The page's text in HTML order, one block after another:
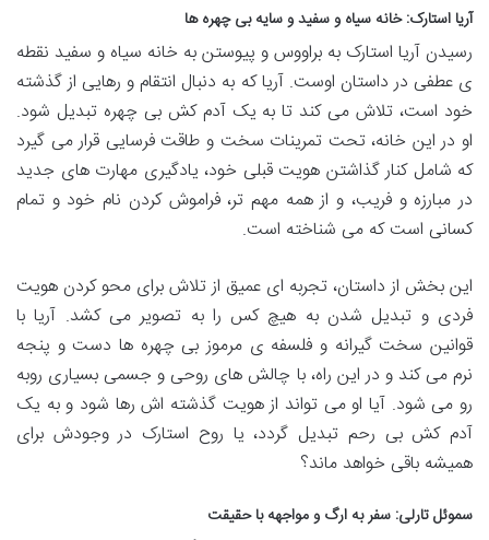
آریا استارک: خانه سیاه و سفید و سایه بی چهره ها
رسیدن آریا استارک به براووس و پیوستن به خانه سیاه و سفید نقطه
ی عطفی در داستان اوست. آریا که به دنبال انتقام و رهایی از گذشته
خود است، تلاش می کند تا به یک آدم کش بی چهره تبدیل شود.
او در این خانه، تحت تمرینات سخت و طاقت فرسایی قرار می گیرد
که شامل کنار گذاشتن هویت قبلی خود، یادگیری مهارت های جدید
در مبارزه و فریب، و از همه مهم تر، فراموش کردن نام خود و تمام
کسانی است که می شناخته است.
این بخش از داستان، تجربه ای عمیق از تلاش برای محو کردن هویت
فردی و تبدیل شدن به هیچ کس را به تصویر می کشد. آریا با
قوانین سخت گیرانه و فلسفه ی مرموز بی چهره ها دست و پنجه
نرم می کند و در این راه، با چالش های روحی و جسمی بسیاری روبه
رو می شود. آیا او می تواند از هویت گذشته اش رها شود و به یک
آدم کش بی رحم تبدیل گردد، یا روح استارک در وجودش برای
همیشه باقی خواهد ماند؟
سموئل تارلی: سفر به ارگ و مواجهه با حقیقت